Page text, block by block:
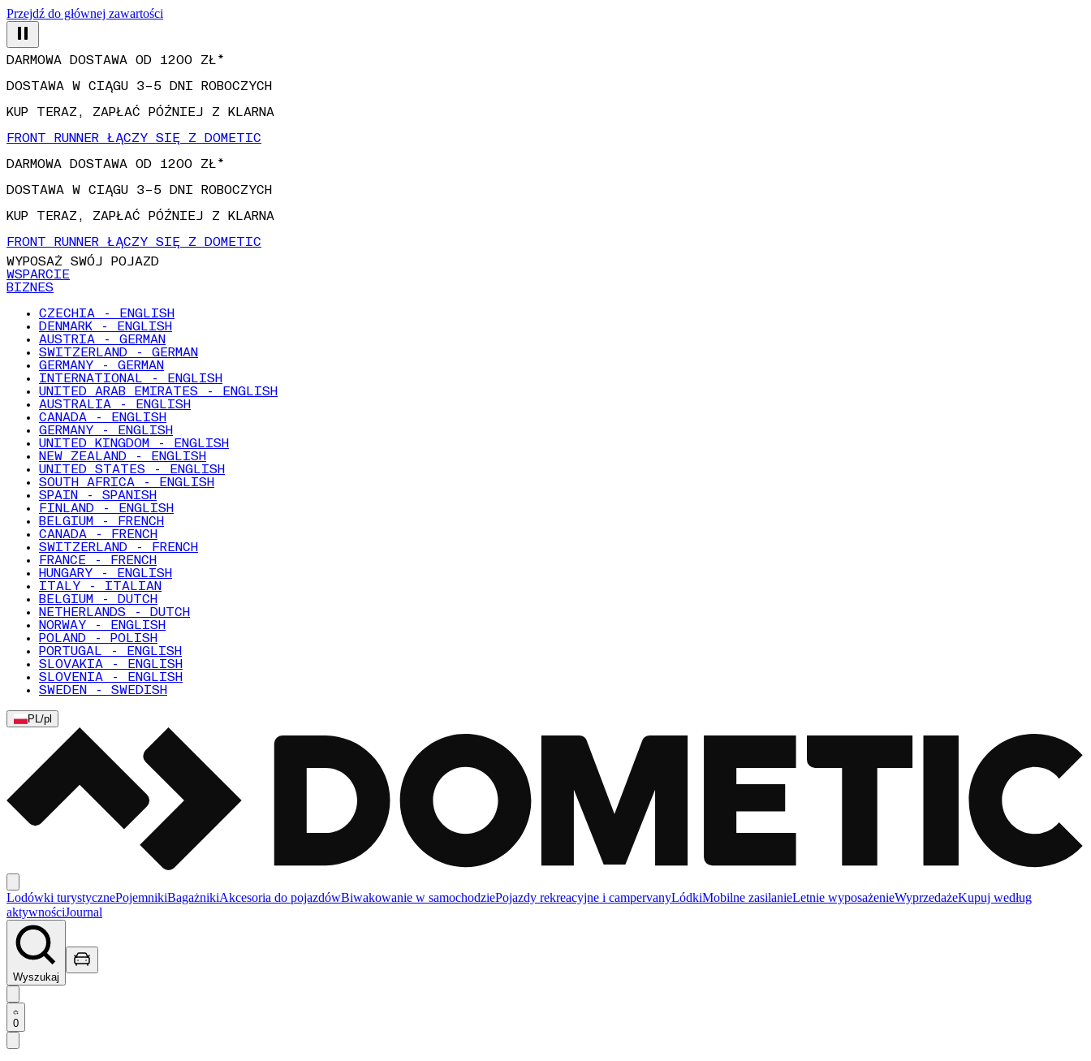
Przejdź do głównej zawartości
DARMOWA DOSTAWA OD 1200 ZŁ*
DOSTAWA W CIĄGU 3–5 DNI ROBOCZYCH
KUP TERAZ, ZAPŁAĆ PÓŹNIEJ Z KLARNA
FRONT RUNNER ŁĄCZY SIĘ Z DOMETIC
DARMOWA DOSTAWA OD 1200 ZŁ*
DOSTAWA W CIĄGU 3–5 DNI ROBOCZYCH
KUP TERAZ, ZAPŁAĆ PÓŹNIEJ Z KLARNA
FRONT RUNNER ŁĄCZY SIĘ Z DOMETIC
WYPOSAŻ SWÓJ POJAZD
WSPARCIE
BIZNES
CZECHIA - ENGLISH
DENMARK - ENGLISH
AUSTRIA - GERMAN
SWITZERLAND - GERMAN
GERMANY - GERMAN
INTERNATIONAL - ENGLISH
UNITED ARAB EMIRATES - ENGLISH
AUSTRALIA - ENGLISH
CANADA - ENGLISH
GERMANY - ENGLISH
UNITED KINGDOM - ENGLISH
NEW ZEALAND - ENGLISH
UNITED STATES - ENGLISH
SOUTH AFRICA - ENGLISH
SPAIN - SPANISH
FINLAND - ENGLISH
BELGIUM - FRENCH
CANADA - FRENCH
SWITZERLAND - FRENCH
FRANCE - FRENCH
HUNGARY - ENGLISH
ITALY - ITALIAN
BELGIUM - DUTCH
NETHERLANDS - DUTCH
NORWAY - ENGLISH
POLAND - POLISH
PORTUGAL - ENGLISH
SLOVAKIA - ENGLISH
SLOVENIA - ENGLISH
SWEDEN - SWEDISH
PL/pl
Lodówki turystycznePojemnikiBagażnikiAkcesoria do pojazdówBiwakowanie w samochodziePojazdy rekreacyjne i campervanyLódkiMobilne zasilanieLetnie wyposażenieWyprzedażeKupuj według
aktywnościJournal
Wyszukaj
0